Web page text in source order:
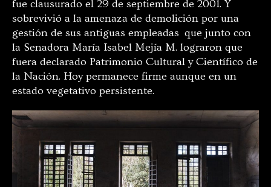
fue clausurado el 29 de septiembre de 2001. Y
sobrevivió a la amenaza de demolición por una
gestión de sus antiguas empleadas que junto con
la Senadora María Isabel Mejía M. lograron que
fuera declarado Patrimonio Cultural y Científico de
la Nación. Hoy permanece firme aunque en un
estado vegetativo persistente.